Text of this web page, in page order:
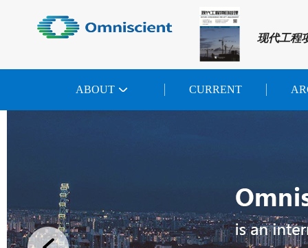
现代工程
ABOUT CURRENT